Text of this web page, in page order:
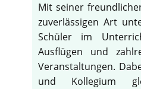
Mit seiner
zuverlässigen Art
Schüler im
Ausflügen und
Veranstaltungen.
und Kollegium